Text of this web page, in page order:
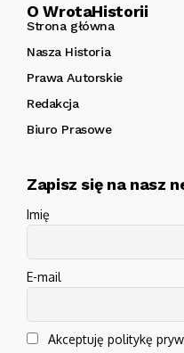
O WrotaHistorii
Strona główna
Nasza Historia
Prawa Autorskie
Redakcja
Biuro Prasowe
Zapisz się na nasz
Imię
E-mail
Akceptuję politykę